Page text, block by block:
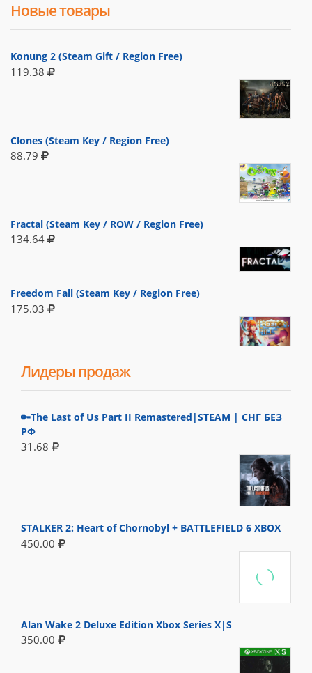
Новые товары
Konung 2 (Steam Gift / Region Free)
119.38
Clones (Steam Key / Region Free)
88.79
Fractal (Steam Key / ROW / Region Free)
134.64
Freedom Fall (Steam Key / Region Free)
175.03
Лидеры продаж
🔑The Last of Us Part II Remastered|STEAM | СНГ БЕЗ
РФ
31.68
STALKER 2: Heart of Chornobyl + BATTLEFIELD 6 XBOX
450.00
Alan Wake 2 Deluxe Edition Xbox Series X|S
350.00